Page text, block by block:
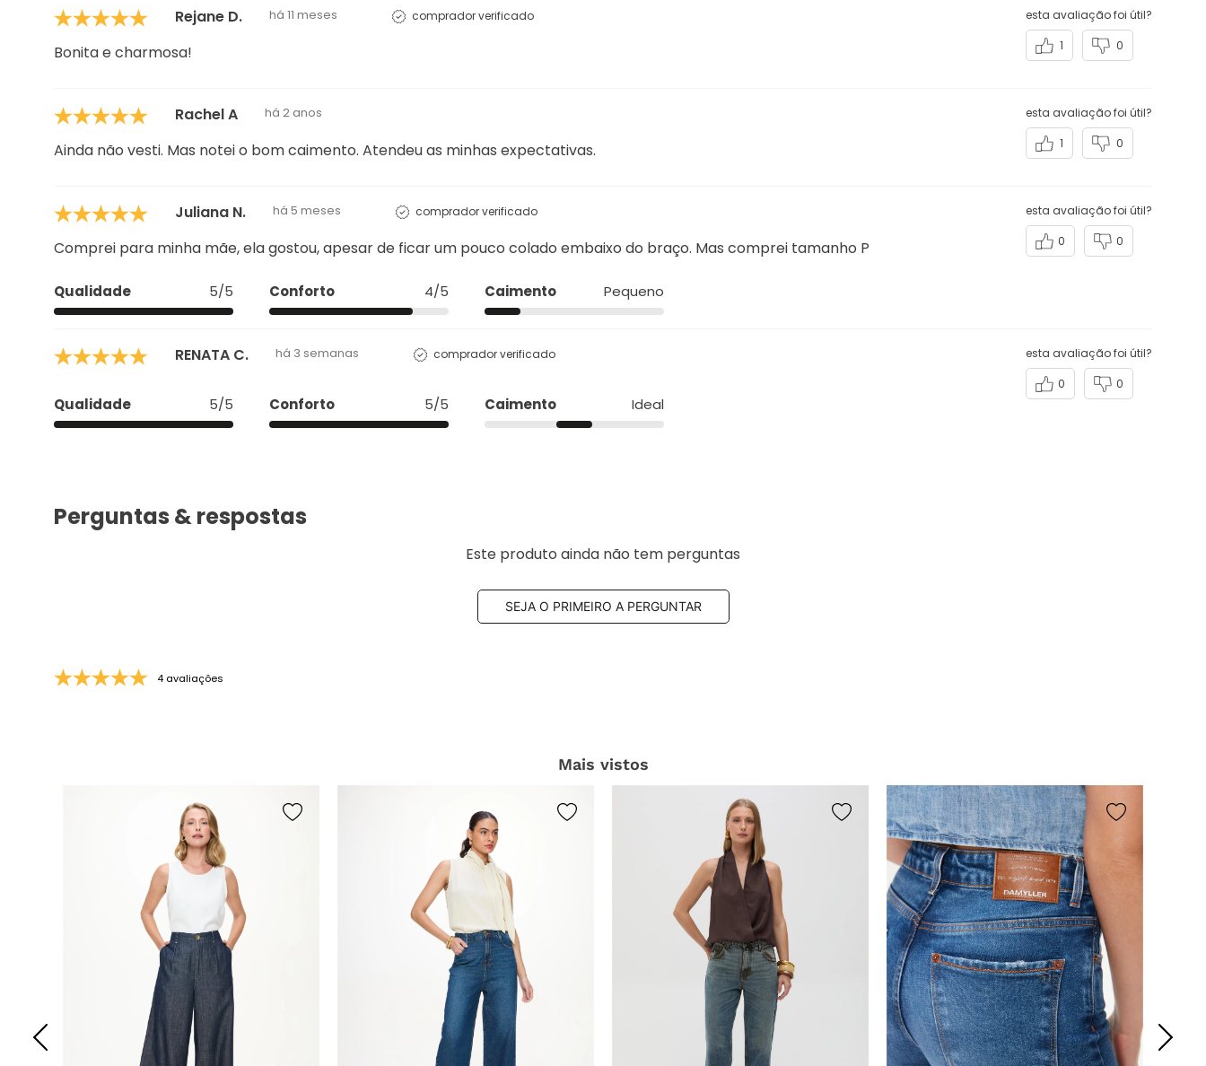
Rejane D. há 11 meses comprador verificado
Bonita e charmosa!
esta avaliação foi útil?
1
0
Rachel A há 2 anos
Ainda não vesti. Mas notei o bom caimento. Atendeu as minhas expectativas.
esta avaliação foi útil?
1
0
Juliana N. há 5 meses comprador verificado
Comprei para minha mãe, ela gostou, apesar de ficar um pouco colado embaixo do braço. Mas comprei tamanho P
Qualidade 5/5 Conforto 4/5 Caimento Pequeno
esta avaliação foi útil?
0
0
RENATA C. há 3 semanas comprador verificado
Qualidade 5/5 Conforto 5/5 Caimento Ideal
esta avaliação foi útil?
0
0
Perguntas & respostas
Este produto ainda não tem perguntas
SEJA O PRIMEIRO A PERGUNTAR
4 avaliações
Mais vistos